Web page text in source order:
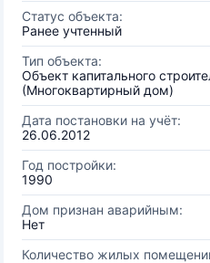
Статус объекта:
Ранее учтенный
Тип объекта:
Объект капитального
(Многоквартирный дом)
Дата постановки на учёт:
26.06.2012
Год постройки:
1990
Дом признан аварийным:
Нет
Количество жилых